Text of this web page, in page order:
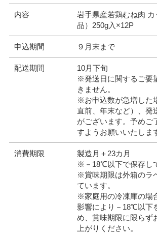
内容
岩手県産若鶏むね肉
品）250g入×12P
申込期間 ９月末まで
配送期間
10月下旬
※発送日に関するご要
きません。
※お申込数が急増した
直前、年末など）、発
がございます。予めご
すようお願いいたしま
消費期限
製造月＋23カ月
※－18℃以下で保存し
※賞味期限は外箱のラ
ています。
※家庭用の冷凍庫の場
影響により－18℃以下
め、賞味期限に限らず
上がりください。